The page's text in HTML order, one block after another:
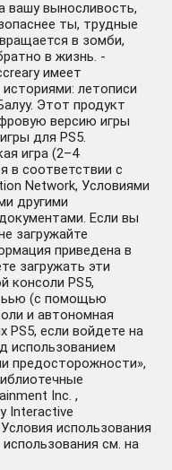
вашу выносливость,
ты, трудные
в зомби,
в жизнь. -
имеет
летописи
Этот продукт
версию игры
для PS5.
игра (2–4
в соответствии с
Network, Условиями
другими
Если вы
загружайте
приведена в
загружать эти
консоли PS5,
(с помощью
и автономная
PS5, если войдете на
использованием
предосторожности»,
Inc. ,
Interactive
использования
см. на